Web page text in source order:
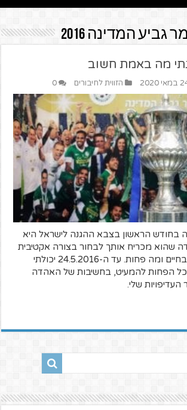
גביע המדינה 2016
מה באמת חשוב
2020 הזווית לחיבורים 0
בחודש הראשון בצבא ההגנה לישראל היא
שהוא מכריח אותך לבחור בצורה אקטיבית
מה חשוב לך יותר בחיים ומה פחות. עד ה-24.5.2016 יכולתי
הפחות להמעיט, בחשיבות של האהדה
שלי.